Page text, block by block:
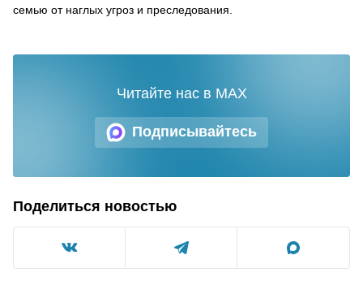
семью от наглых угроз и преследования.
Подписывайтесь
Читайте нас в MAX
Поделиться новостью